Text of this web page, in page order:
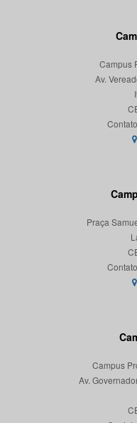
Campus
Av.
Praça
Campus
Av.